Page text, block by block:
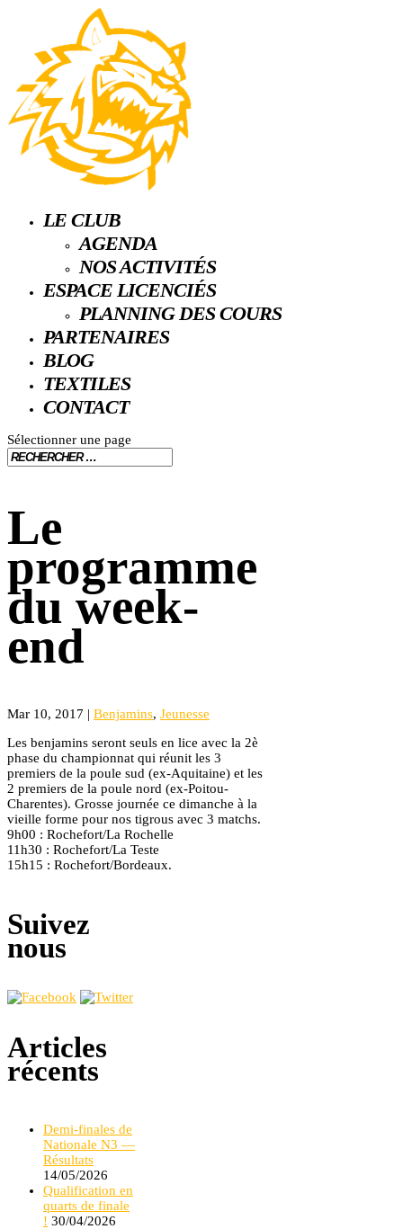
LE CLUB
AGENDA
NOS ACTIVITÉS
ESPACE LICENCIÉS
PLANNING DES COURS
PARTENAIRES
BLOG
TEXTILES
CONTACT
Sélectionner une page
Le
programme
du week-
end
Mar 10, 2017 | Benjamins, Jeunesse
Les benjamins seront seuls en lice avec la 2è
phase du championnat qui réunit les 3
premiers de la poule sud (ex-Aquitaine) et les
2 premiers de la poule nord (ex-Poitou-
Charentes). Grosse journée ce dimanche à la
vieille forme pour nos tigrous avec 3 matchs.
9h00 : Rochefort/La Rochelle
11h30 : Rochefort/La Teste
15h15 : Rochefort/Bordeaux.
Suivez
nous
Articles
récents
Demi-finales de
Nationale N3 —
Résultats
14/05/2026
Qualification en
quarts de finale
! 30/04/2026